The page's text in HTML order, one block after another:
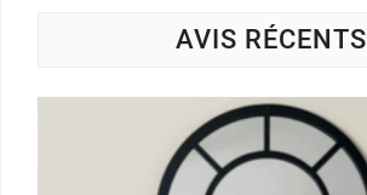
AVIS RÉCENTS